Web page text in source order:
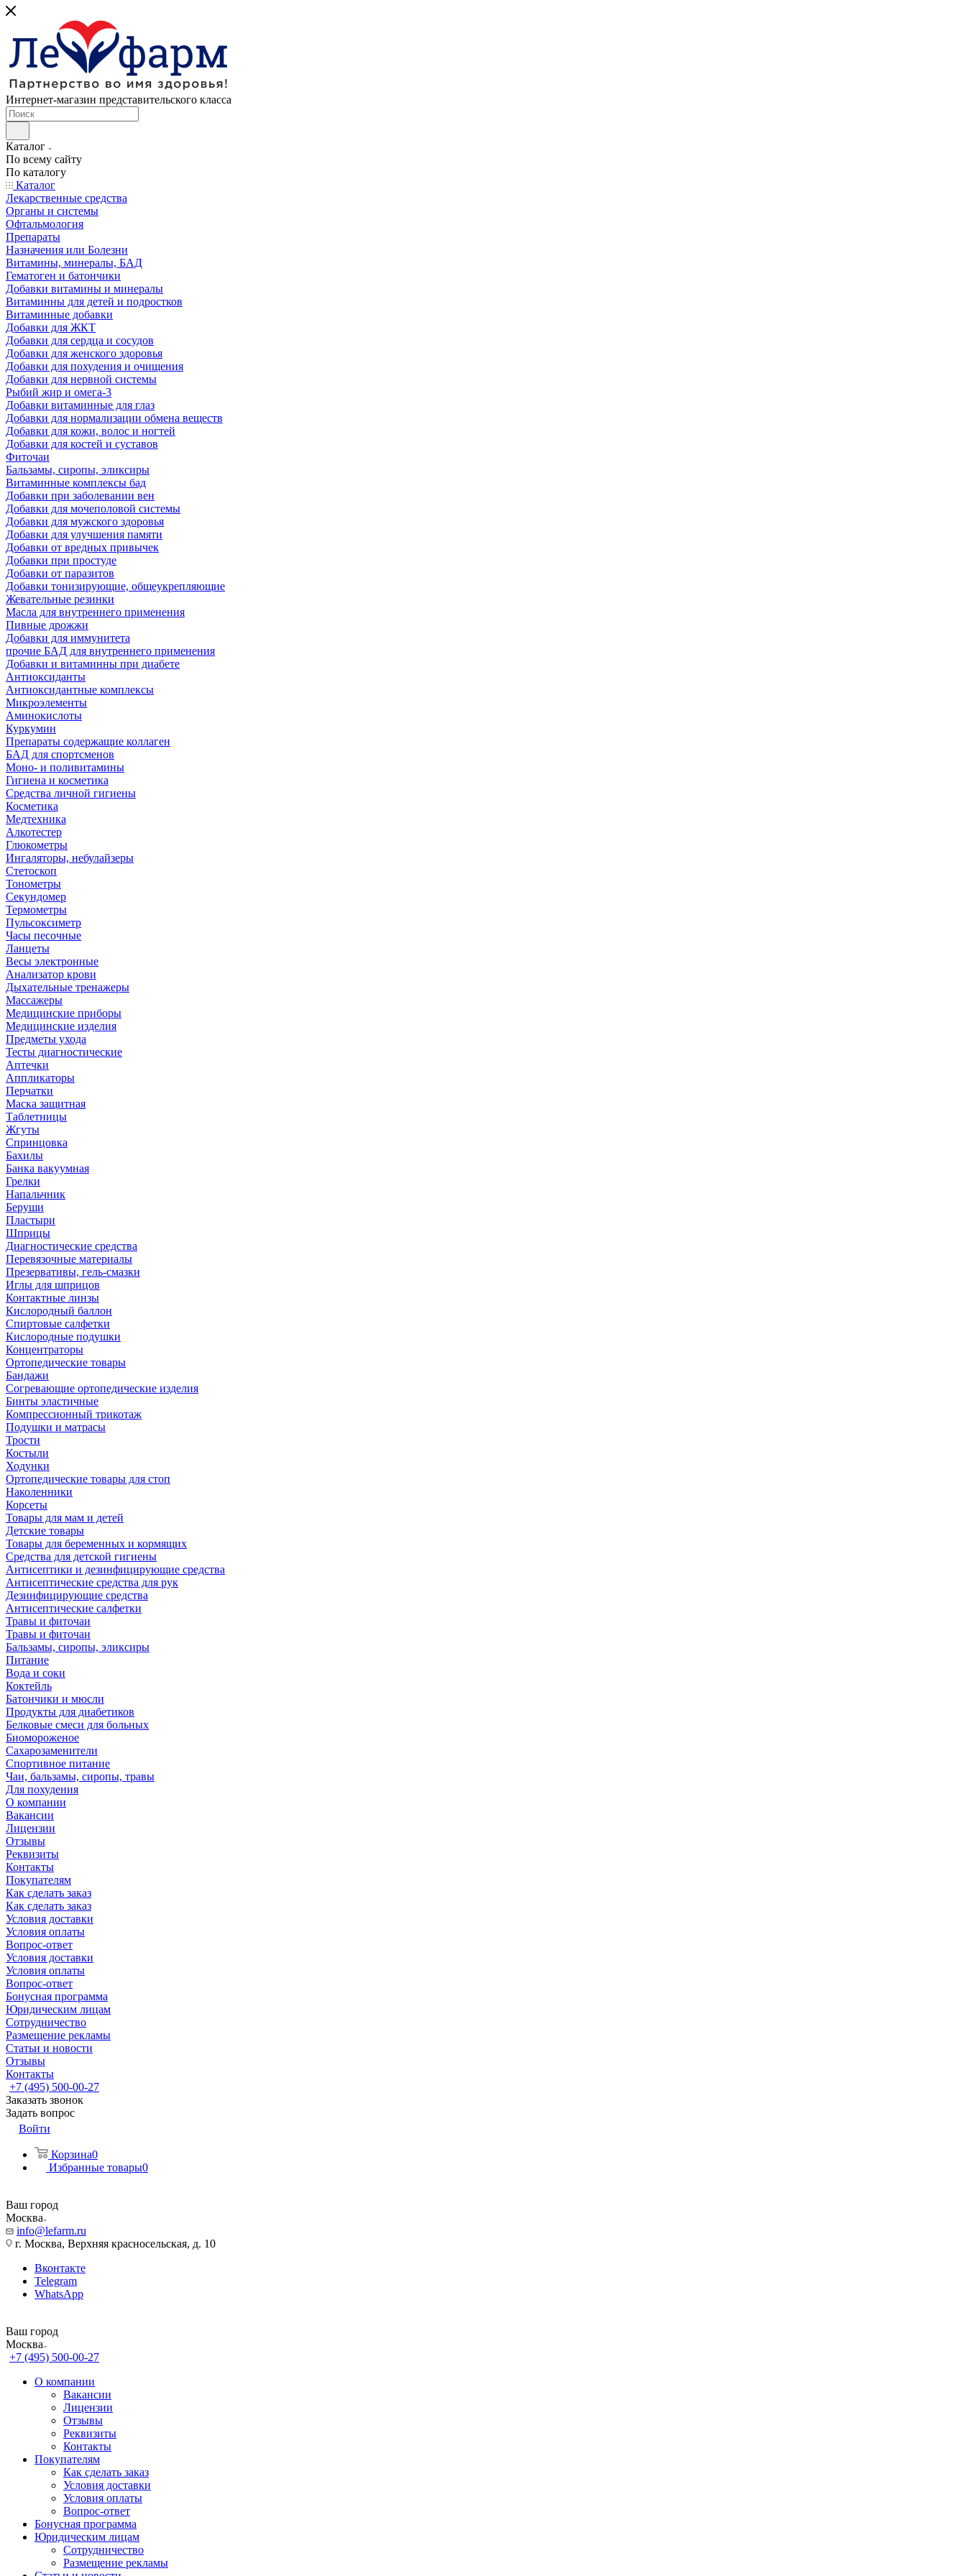
Интернет-магазин представительского класса
Каталог
По всему сайту
По каталогу
Каталог
Лекарственные средства
Органы и системы
Офтальмология
Препараты
Назначения или Болезни
Витамины, минералы, БАД
Гематоген и батончики
Добавки витамины и минералы
Витаминны для детей и подростков
Витаминные добавки
Добавки для ЖКТ
Добавки для сердца и сосудов
Добавки для женского здоровья
Добавки для похудения и очищения
Добавки для нервной системы
Рыбий жир и омега-3
Добавки витаминные для глаз
Добавки для нормализации обмена веществ
Добавки для кожи, волос и ногтей
Добавки для костей и суставов
Фиточаи
Бальзамы, сиропы, эликсиры
Витаминные комплексы бад
Добавки при заболевании вен
Добавки для мочеполовой системы
Добавки для мужского здоровья
Добавки для улучшения памяти
Добавки от вредных привычек
Добавки при простуде
Добавки от паразитов
Добавки тонизирующие, общеукрепляющие
Жевательные резинки
Масла для внутреннего применения
Пивные дрожжи
Добавки для иммунитета
прочие БАД для внутреннего применения
Добавки и витаминны при диабете
Антиоксиданты
Антиоксидантные комплексы
Микроэлементы
Аминокислоты
Куркумин
Препараты содержащие коллаген
БАД для спортсменов
Моно- и поливитамины
Гигиена и косметика
Средства личной гигиены
Косметика
Медтехника
Алкотестер
Глюкометры
Ингаляторы, небулайзеры
Стетоскоп
Тонометры
Секундомер
Термометры
Пульсоксиметр
Часы песочные
Ланцеты
Весы электронные
Анализатор крови
Дыхательные тренажеры
Массажеры
Медицинские приборы
Медицинские изделия
Предметы ухода
Тесты диагностические
Аптечки
Аппликаторы
Перчатки
Маска защитная
Таблетницы
Жгуты
Спринцовка
Бахилы
Банка вакуумная
Грелки
Напальчник
Беруши
Пластыри
Шприцы
Диагностические средства
Перевязочные материалы
Презервативы, гель-смазки
Иглы для шприцов
Контактные линзы
Кислородный баллон
Спиртовые салфетки
Кислородные подушки
Концентраторы
Ортопедические товары
Бандажи
Согревающие ортопедические изделия
Бинты эластичные
Компрессионный трикотаж
Подушки и матрасы
Трости
Костыли
Ходунки
Ортопедические товары для стоп
Наколенники
Корсеты
Товары для мам и детей
Детские товары
Товары для беременных и кормящих
Средства для детской гигиены
Антисептики и дезинфицирующие средства
Антисептические средства для рук
Дезинфицирующие средства
Антисептические салфетки
Травы и фиточаи
Травы и фиточаи
Бальзамы, сиропы, эликсиры
Питание
Вода и соки
Коктейль
Батончики и мюсли
Продукты для диабетиков
Белковые смеси для больных
Биомороженое
Сахарозаменители
Спортивное питание
Чаи, бальзамы, сиропы, травы
Для похудения
О компании
Вакансии
Лицензии
Отзывы
Реквизиты
Контакты
Покупателям
Как сделать заказ
Как сделать заказ
Условия доставки
Условия оплаты
Вопрос-ответ
Условия доставки
Условия оплаты
Вопрос-ответ
Бонусная программа
Юридическим лицам
Сотрудничество
Размещение рекламы
Статьи и новости
Отзывы
Контакты
+7 (495) 500-00-27
Заказать звонок
Задать вопрос
Войти
Корзина0
Избранные товары0
Ваш город
Москва
info@lefarm.ru
г. Москва, Верхняя красносельская, д. 10
Вконтакте
Telegram
WhatsApp
Ваш город
Москва
+7 (495) 500-00-27
О компании
Вакансии
Лицензии
Отзывы
Реквизиты
Контакты
Покупателям
Как сделать заказ
Условия доставки
Условия оплаты
Вопрос-ответ
Бонусная программа
Юридическим лицам
Сотрудничество
Размещение рекламы